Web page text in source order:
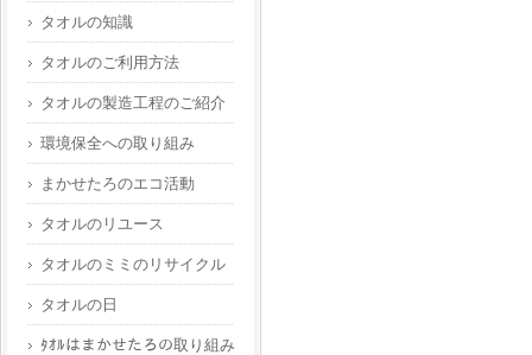
タオルの知識
タオルのご利用方法
タオルの製造工程のご紹介
環境保全への取り組み
まかせたろのエコ活動
タオルのリユース
タオルのミミのリサイクル
タオルの日
ﾀｵﾙはまかせたろの取り組み